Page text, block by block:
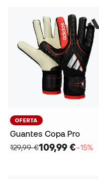
OFERTA
Guantes Copa Pro
129,99 €109,99 €−15%